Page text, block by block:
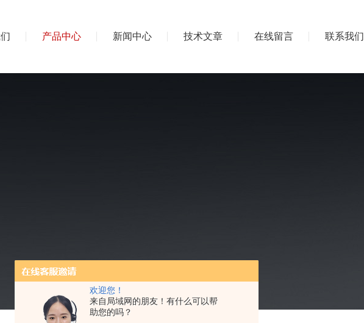
欢迎您！
来自局域网的朋友！有什么可以帮
助您的吗？
产品中心 新闻中心 技术文章 在线留言 联系我们